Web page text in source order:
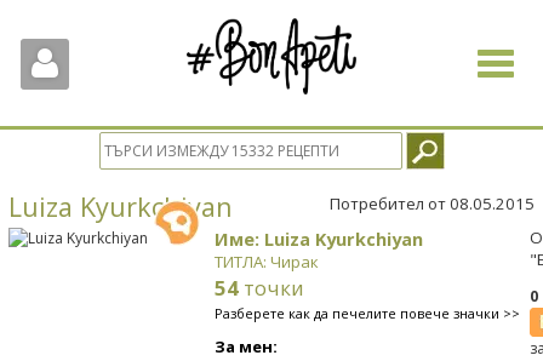
Toggle
Luiza Kyurkchiyan Потребител от 08.05.2015
Име: Luiza Kyurkchiyan
ТИТЛА: Чирак
54 точки
Разберете как да печелите повече значки >>
За мен: